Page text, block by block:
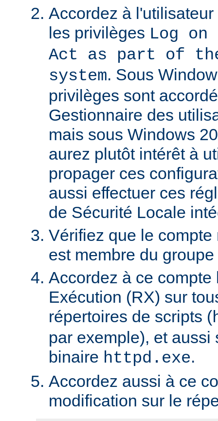
Accordez à
les privilèges Log
Act as part of
system. Sous
privilèges sont
Gestionnaire des
mais sous Windows
aurez plutôt intérêt à
propager ces
aussi effectuer ces
de Sécurité Locale
Vérifiez que le
est membre du
Accordez à ce
Exécution (RX) sur
répertoires de scripts (
par exemple), et aussi
binaire httpd.exe.
Accordez aussi à ce
modification sur le